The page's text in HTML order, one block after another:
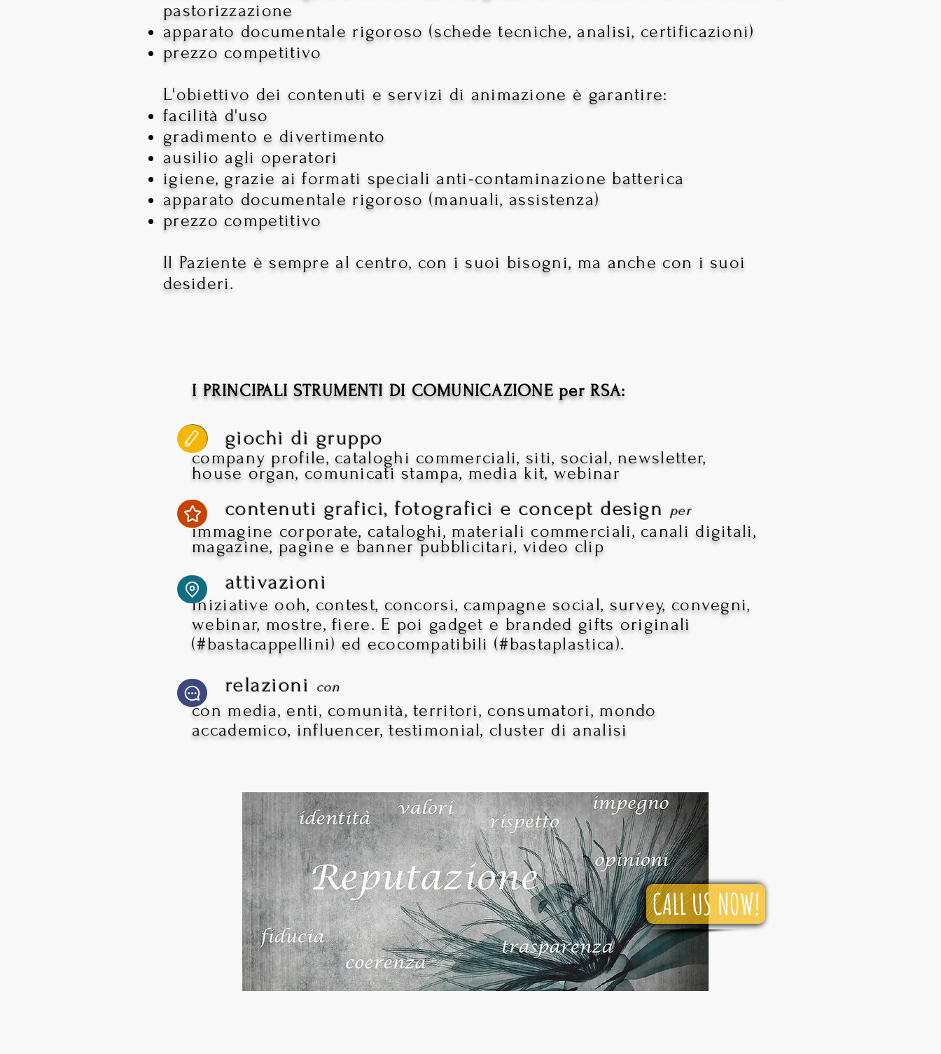
pastorizzazione
apparato documentale rigoroso (schede tecniche, analisi, certificazioni)
prezzo competitivo
L'obiettivo dei contenuti e servizi di animazione è garantire:
facilità d'uso
gradimento e divertimento
ausilio agli operatori
igiene, grazie ai formati speciali anti-contaminazione batterica
apparato documentale rigoroso (manuali, assistenza)
prezzo competitivo
Il Paziente è sempre al centro, con i suoi bisogni, ma anche con i suoi
desideri.
I PRINCIPALI STRUMENTI DI COMUNICAZIONE per RSA:
giochi di gruppo
company profile, cataloghi commerciali, siti, social, newsletter,
house organ, comunicati stampa, media kit, webinar
contenuti grafici, fotografici e concept design per
immagine corporate, cataloghi, materiali commerciali, canali digitali,
magazine, pagine e banner pubblicitari, video clip
attivazioni
iniziative ooh, contest, concorsi, campagne social, survey, convegni,
webinar, mostre, fiere. E poi gadget e branded gifts originali
(#bastacappellini) ed ecocompatibili (#bastaplastica).
relazioni con
con media, enti, comunità, territori, consumatori, mondo
accademico, influencer, testimonial, cluster di analisi
CALL US NOW!